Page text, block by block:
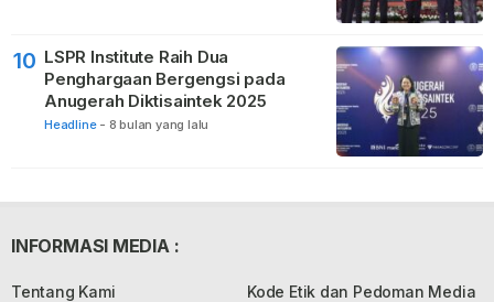
10 LSPR Institute Raih Dua
Penghargaan Bergengsi pada
Anugerah Diktisaintek 2025
Headline - 8 bulan yang lalu
INFORMASI MEDIA :
Tentang Kami
Kode Etik dan Pedoman Media